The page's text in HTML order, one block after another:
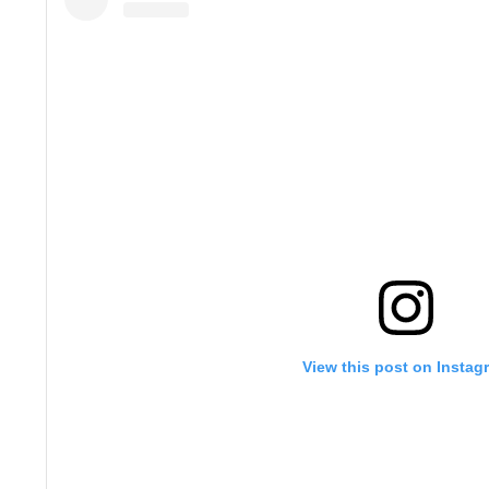
View this post on